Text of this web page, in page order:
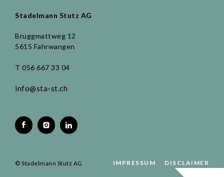
Stadelmann Stutz AG
Bruggmattweg 12
5615 Fahrwangen
T 056 667 33 04
info@sta-st.ch
© Stadelmann Stutz AG IMPRESSUM DISCLAIMER